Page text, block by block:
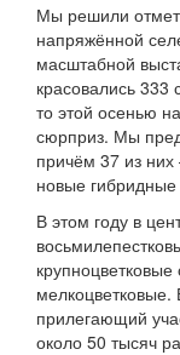
Мы решили
напряжённой
масштабной
красовались
то этой осенью
сюрприз. Мы
причём 37 из
новые
В этом году в
прилегающий
около 50 тысяч